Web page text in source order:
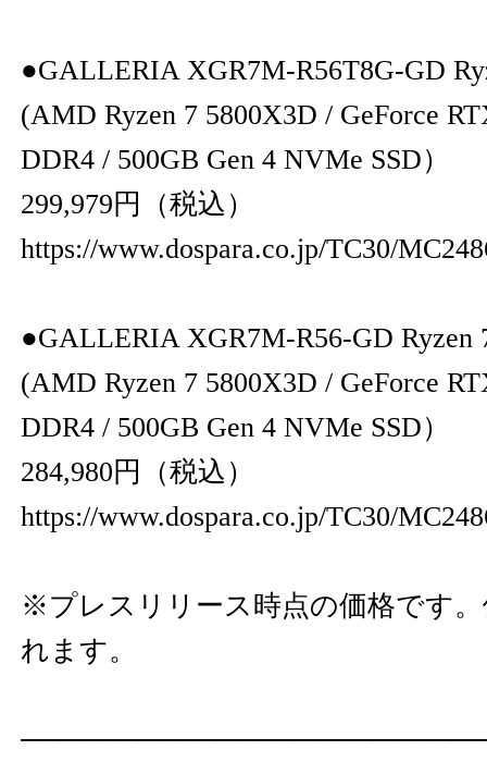
●GALLERIA XGR7M-R56T8G-GD
(AMD Ryzen 7 5800X3D / GeForce
DDR4 / 500GB Gen 4 NVMe SSD）
299,979円（税込）
https://www.dospara.co.jp/TC30/
●GALLERIA XGR7M-R56-GD Ryzen
(AMD Ryzen 7 5800X3D / GeForce
DDR4 / 500GB Gen 4 NVMe SSD）
284,980円（税込）
https://www.dospara.co.jp/TC30/
※プレスリリース時点の価格です
れます。